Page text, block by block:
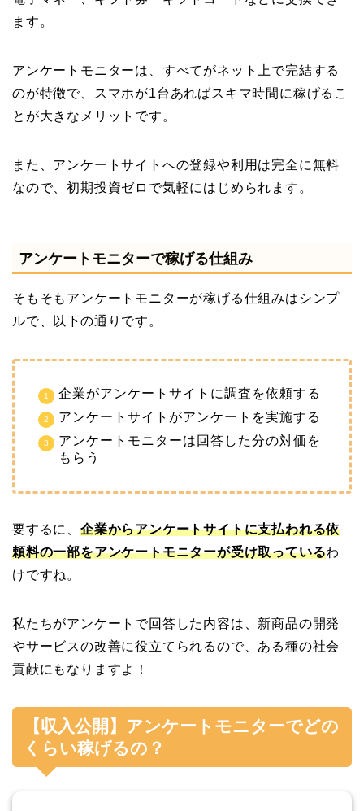
ます。
アンケートモニターは、すべてがネット上で完結する
のが特徴で、スマホが1台あればスキマ時間に稼げるこ
とが大きなメリットです。
また、アンケートサイトへの登録や利用は完全に無料
なので、初期投資ゼロで気軽にはじめられます。
アンケートモニターで稼げる仕組み
そもそもアンケートモニターが稼げる仕組みはシンプ
ルで、以下の通りです。
企業がアンケートサイトに調査を依頼する
アンケートサイトがアンケートを実施する
アンケートモニターは回答した分の対価を
もらう
要するに、 企業からアンケートサイトに支払われる依
頼料の一部をアンケートモニターが受け取っているわ
けですね。
私たちがアンケートで回答した内容は、新商品の開発
やサービスの改善に役立てられるので、ある種の社会
貢献にもなりますよ！
【収入公開】アンケートモニターでどの
くらい稼げるの？